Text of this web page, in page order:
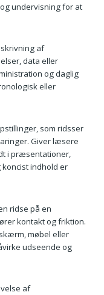
undervisning for at
af
data eller
og daglig
eller
som ridsser
Giver læsere
i præsentationer,
indhold er
ridse på en
kontakt og friktion.
møbel eller
udseende og
af